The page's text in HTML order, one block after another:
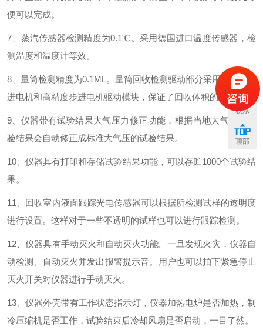
便可以完成。
7、蒸汽传感器检测精度为0.1℃。采用德国进口温度传感器，检
测温度和温度计等效。
8、量筒检测精度为0.1ML。量筒回收检测驱动部分采用高精度步
进电机和高精度步进电机驱动模块，保证了回收体积的准确性。
9、仪器带有试验结果大气压力修正功能，根据当地大气压力试
验结果会自动修正成标准大气压的试验结果。
10、仪器具有打印和存储试验结果功能，可以存贮1000个试验结
果。
11、回收室内液面跟踪光电传感器可以根据所检测试样的透明度
进行设置。这样对于一些不透明的试样也可以进行跟踪检测。
12、仪器具有手动灭火和自动灭火功能。一旦发现火灾，仪器自
动检测、自动灭火并发出报警提示音。用户也可以拍下紧急停止
灭火开关对仪器进行手动灭火。
13、仪器外壳带有工作状态指示灯，仪器加热电炉是否加热，制
冷压缩机是否工作，试验结束后冷却风扇是否启动，一目了然。
联系
顶部